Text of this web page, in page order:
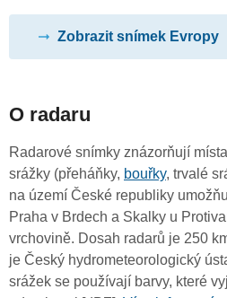
Zobrazit snímek Evropy
O radaru
Radarové snímky znázorňují
srážky (přeháňky, bouřky, trvalé
na území České republiky
Praha v Brdech a Skalky u
vrchovině. Dosah radarů je 250
je Český hydrometeorologický
srážek se používají barvy, které